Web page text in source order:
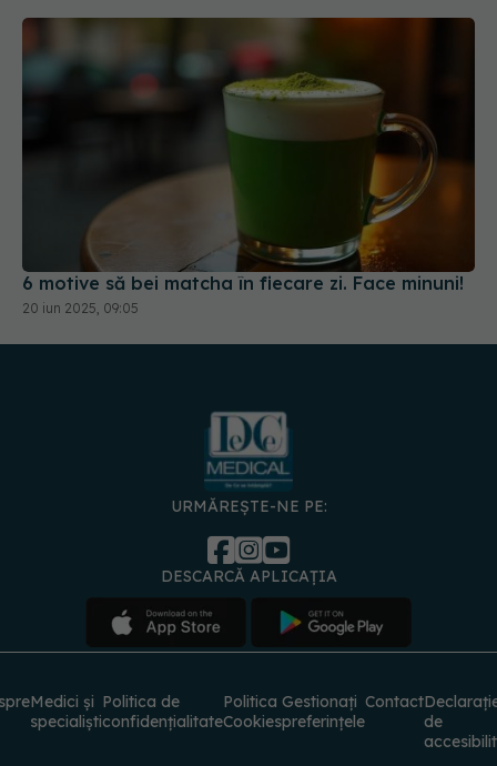
6 motive să bei matcha în fiecare zi. Face minuni!
20 iun 2025, 09:05
URMĂREȘTE-NE PE:
DESCARCĂ APLICAȚIA
Medici și
specialiști
Politica de
confidențialitate
Politica
Cookies
Gestionați
preferințele
Contact
de